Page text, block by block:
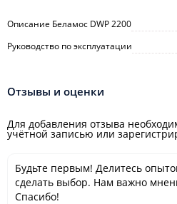
Описание Беламос DWP 2200
Руководство по эксплуатации
Отзывы и оценки
Для добавления отзыва
учётной записью или
Будьте первым! Делитесь
сделать выбор. Нам важно
Спасибо!